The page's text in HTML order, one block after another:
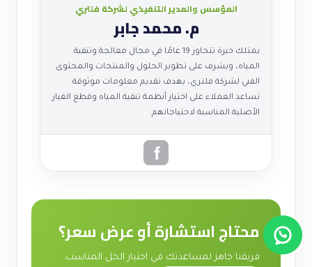
المؤسس والمدير التنفيذي لشركة فلتري
م. محمد جابر
يمتلك خبرة تتجاوز 19 عامًا في مجال معالجة وتنقية
المياه، ويشرف على تطوير الحلول والمنتجات والمحتوى
الفني لشركة فلتري، بهدف تقديم معلومات موثوقة
تساعد العملاء على اختيار أنظمة تنقية المياه وقطع الغيار
الأصلية المناسبة لاحتياجاتهم.
محتاج استشارة أو عرض سعر؟
فريقنا جاهز لمساعدتك في اختيار الحل المناسب.